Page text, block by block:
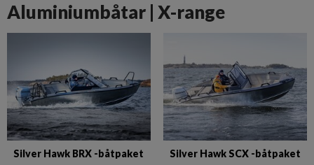
Aluminiumbåtar | X-range
Silver Hawk BRX -båtpaket Silver Hawk SCX -båtpaket